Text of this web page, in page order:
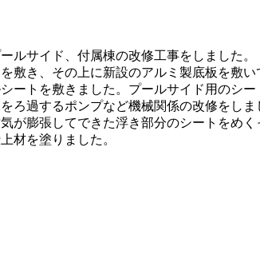
ルサイド、付属棟の改修工事をしました。
敷き、その上に新設のアルミ製底板を敷
ートを敷きました。プールサイド用のシー
ろ過するポンプなど機械関係の改修をしま
が膨張してできた浮き部分のシートをめ
材を塗りました。